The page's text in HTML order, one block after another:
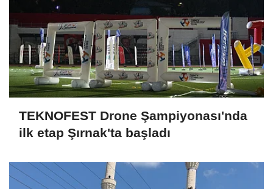
TEKNOFEST Drone Şampiyonası'nda
ilk etap Şırnak'ta başladı